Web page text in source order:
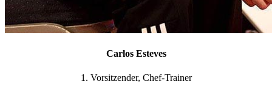
Carlos Esteves
1. Vorsitzender, Chef-Trainer